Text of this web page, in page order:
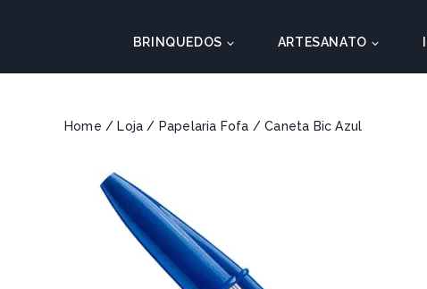
BRINQUEDOS ARTESANATO
Home / Loja / Papelaria Fofa / Caneta Bic Azul